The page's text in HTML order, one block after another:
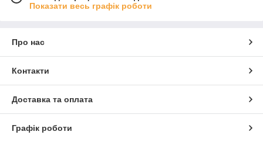
Показати весь графік роботи
Про нас
Контакти
Доставка та оплата
Графік роботи